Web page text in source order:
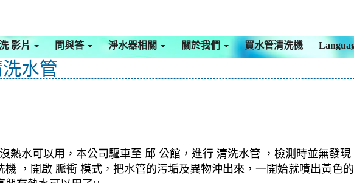
影片 問與答 淨水器相關 關於我們 買水管清洗機
水管
熱水可以用，本公司驅車至 邱 公館，進行 清洗水管 ，檢測時並無發
，開啟 脈衝 模式，把水管的污垢及異物沖出來，一開始就噴出黃色